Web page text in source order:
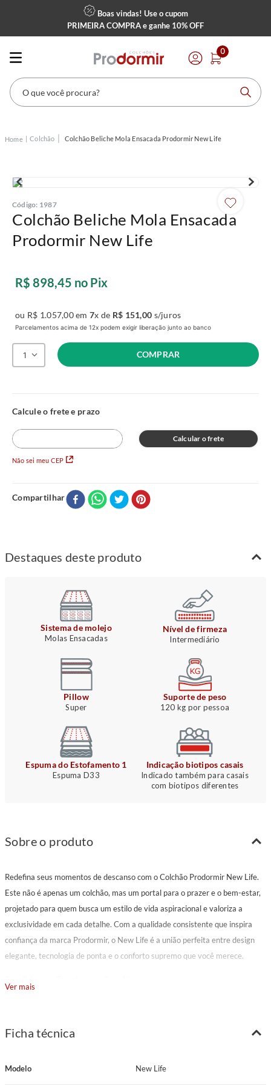
Boas vindas! Use o cupom
PRIMEIRA COMPRAe ganhe 10% OFF
0
O que você procura?
Colchão Colchão Beliche Mola Ensacada Prodormir New Life
Código: 1987
Colchão Beliche Mola Ensacada
Prodormir New Life
R$ 898,45 no Pix
ou R$ 1.057,00em7x de R$ 151,00 s/juros
Parcelamentos acima de 12x podem exigir liberação junto ao banco
1 COMPRAR
Não sei meu CEP
Calcular o frete
Compartilhar
Destaques deste produto
Sistema de molejo
Molas Ensacadas
Nível de firmeza
Intermediário
Pillow
Super
Suporte de peso
120 kg por pessoa
Espuma do Estofamento 1
Espuma D33
Indicação biotipos casais
Indicado também para casais
com biotipos diferentes
Sobre o produto
Redefina seus momentos de descanso com o Colchão Prodormir New Life.
Este não é apenas um colchão, mas um portal para o prazer e o bem-estar,
projetado para quem busca um estilo de vida aspiracional e valoriza a
exclusividade em cada detalhe. Com a qualidade consistente que inspira
confiança da marca Prodormir, o New Life é a união perfeita entre design
elegante, tecnologia de ponta e o conforto supremo que você merece.
momentos de relaxamento profundos e sensações de puro deleite, seja
Ver mais
Ficha técnica
Modelo New Life